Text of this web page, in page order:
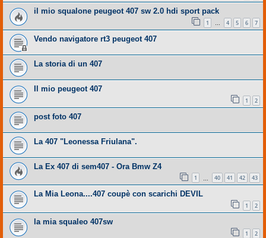
il mio squalone peugeot 407 sw 2.0 hdi sport pack
1 … 4 5 6 7
Vendo navigatore rt3 peugeot 407
La storia di un 407
Il mio peugeot 407
1 2
post foto 407
La 407 "Leonessa Friulana".
La Ex 407 di sem407 - Ora Bmw Z4
1 40 41 42 43
La Mia Leona....407 coupè con scarichi DEVIL
1 2
la mia squaleo 407sw
1 2